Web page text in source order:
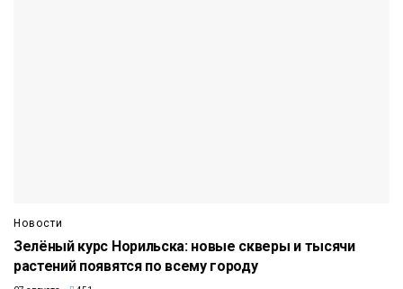
Новости
Зелёный курс Норильска: новые скверы и тысячи
растений появятся по всему городу